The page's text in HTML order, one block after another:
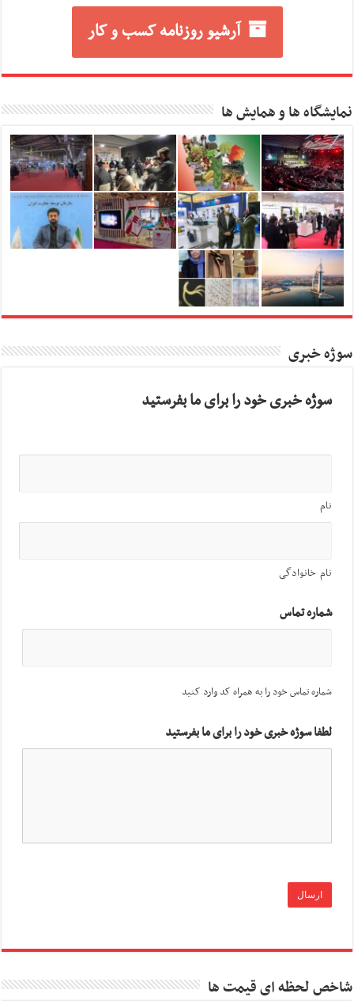
آرشیو روزنامه کسب و کار
نمایشگاه ها و همایش ها
سوژه خبری
سوژه خبری خود را برای ما بفرستید
نام
نام خانوادگی
شماره تماس
شماره تماس خود را به همراه کد وارد کنید
لطفا سوژه خبری خود را برای ما بفرستید
شاخص لحظه ای قیمت ها